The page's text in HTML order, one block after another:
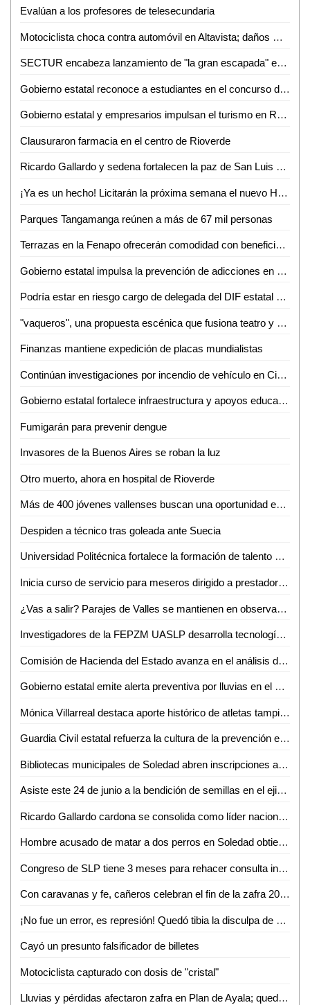
Evalúan a los profesores de telesecundaria
Motociclista choca contra automóvil en Altavista; daños menores
SECTUR encabeza lanzamiento de "la gran escapada" en el Altiplano
Gobierno estatal reconoce a estudiantes en el concurso de Himno Nacional
Gobierno estatal y empresarios impulsan el turismo en Real de Catorce
Clausuraron farmacia en el centro de Rioverde
Ricardo Gallardo y sedena fortalecen la paz de San Luis con campaña de canje de armas
¡Ya es un hecho! Licitarán la próxima semana el nuevo Hospital de Ciudad Valles
Parques Tangamanga reúnen a más de 67 mil personas
Terrazas en la Fenapo ofrecerán comodidad con beneficio social
Gobierno estatal impulsa la prevención de adicciones en el entorno laboral
Podría estar en riesgo cargo de delegada del DIF estatal en Valles tras caso de Villa de Reyes
"vaqueros", una propuesta escénica que fusiona teatro y cine de terror
Finanzas mantiene expedición de placas mundialistas
Continúan investigaciones por incendio de vehículo en Ciudad Valles; analizan situación legal de "Las Telerinas"
Gobierno estatal fortalece infraestructura y apoyos educativos en las cuatro regiones de San Luis Potosí: Guadalupe Torres
Fumigarán para prevenir dengue
Invasores de la Buenos Aires se roban la luz
Otro muerto, ahora en hospital de Rioverde
Más de 400 jóvenes vallenses buscan una oportunidad en "Mi Primera Chamba"
Despiden a técnico tras goleada ante Suecia
Universidad Politécnica fortalece la formación de talento para la industria automotriz
Inicia curso de servicio para meseros dirigido a prestadores de servicios del sector restaurantero
¿Vas a salir? Parajes de Valles se mantienen en observación y limitan acceso a zonas
Investigadores de la FEPZM UASLP desarrolla tecnología con drones para la detección temprana de plagas en cultivos
Comisión de Hacienda del Estado avanza en el análisis de iniciativas para fortalecer el marco legal en materia educativa
Gobierno estatal emite alerta preventiva por lluvias en el altiplano
Mónica Villarreal destaca aporte histórico de atletas tampiqueños en la Olimpiada Nacional 2026
Guardia Civil estatal refuerza la cultura de la prevención entre estudiantes y familias del altiplano
Bibliotecas municipales de Soledad abren inscripciones a camping de verano
Asiste este 24 de junio a la bendición de semillas en el ejido San Antonio Huichimal
Ricardo Gallardo cardona se consolida como líder nacional en aprobación gubernamental
Hombre acusado de matar a dos perros en Soledad obtiene suspensión y evita detención temporal
Congreso de SLP tiene 3 meses para rehacer consulta indígena por orden judicial
Con caravanas y fe, cañeros celebran el fin de la zafra 2025-2026 en Valles
¡No fue un error, es represión! Quedó tibia la disculpa de Galindo tras abuso policial
Cayó un presunto falsificador de billetes
Motociclista capturado con dosis de "cristal"
Lluvias y pérdidas afectaron zafra en Plan de Ayala; quedan 50 mil toneladas sin moler